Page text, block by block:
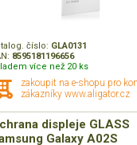
číslo: GLA0131
8595181196656
více než 20 ks
zakoupit na e-shopu pro
zákazníky www.aligator.cz
displeje GLASS
Galaxy A02S